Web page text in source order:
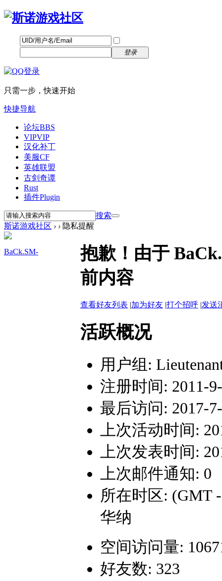
登录
只需一步，快速开始
快捷导航
论坛BBS
VIPVIP
汉化补丁
美服CF
英雄联盟
古剑奇谭
Rust
插件Plugin
搜索
斯诺游戏社区 › › 隐私提醒
BaCk.SM-
抱歉！由于
前内容
查看好友列表 |加为好友 |打个招呼 |发送
活跃概况
用户组:
注册时间: 2011-
最后访问: 2017-
上次活动时间:
上次发表时间:
上次邮件通知: 0
所在时区: (GMT
华纳
空间访问量:
好友数: 323